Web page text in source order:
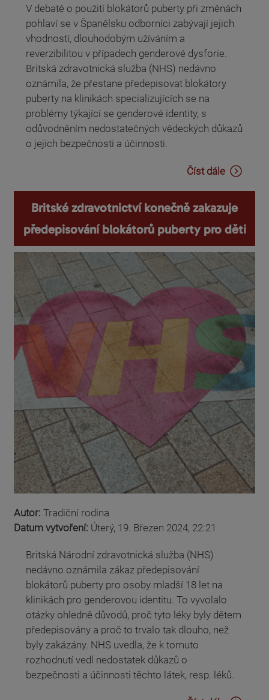
V debatě o použití blokátorů puberty při změnách
pohlaví se v Španělsku odborníci zabývají jejich
vhodností, dlouhodobým užíváním a
reverzibilitou v případech genderové dysforie.
Britská zdravotnická služba (NHS) nedávno
oznámila, že přestane předepisovat blokátory
puberty na klinikách specializujících se na
problémy týkající se genderové identity, s
odůvodněním nedostatečných vědeckých důkazů
o jejich bezpečnosti a účinnosti.
Číst dále
Britské zdravotnictví konečně zakazuje
předepisování blokátorů puberty pro děti
Autor: Tradiční rodina
Datum vytvoření: Úterý, 19. Březen 2024, 22:21
Britská Národní zdravotnická služba (NHS)
nedávno oznámila zákaz předepisování
blokátorů puberty pro osoby mladší 18 let na
klinikách pro genderovou identitu. To vyvolalo
otázky ohledně důvodů, proč tyto léky byly dětem
předepisovány a proč to trvalo tak dlouho, než
byly zakázány. NHS uvedla, že k tomuto
rozhodnutí vedl nedostatek důkazů o
bezpečnosti a účinnosti těchto látek, resp. léků.